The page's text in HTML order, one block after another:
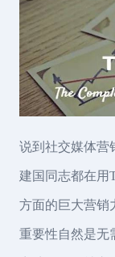
说到社交媒体营
建国同志都在用
方面的巨大营销
重要性自然是无